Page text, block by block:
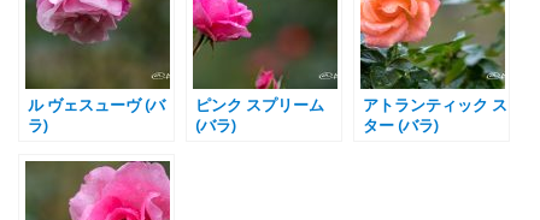
ル ヴェスューヴ (バ
ラ)
ピンク スプリーム
(バラ)
アトランティック ス
ター (バラ)